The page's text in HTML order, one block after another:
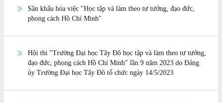
Sân khấu hóa việc "Học tập và làm theo tư tưởng, đạo đức,
phong cách Hồ Chí Minh"
Hội thi "Trường Đại học Tây Đô học tập và làm theo tư tưởng,
đạo đức, phong cách Hồ Chí Minh" lần 9 năm 2023 do Đảng
ủy Trường Đại học Tây Đô tổ chức ngày 14/5/2023